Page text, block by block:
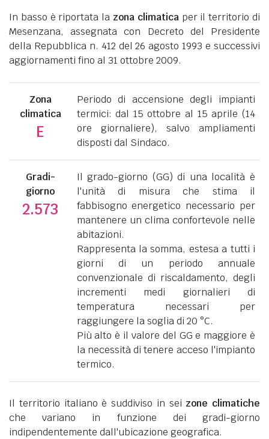
In basso è riportata la zona climaticaper il territorio di
Mesenzana, assegnata con Decreto del Presidente
della Repubblica n. 412 del 26 agosto 1993 e successivi
aggiornamenti fino al 31 ottobre 2009.
Zona
climatica
E
Periodo di accensione degli impianti
termici: dal 15 ottobre al 15 aprile (14
ore giornaliere), salvo ampliamenti
disposti dal Sindaco.
Gradi-
giorno
2.573
Il grado-giorno (GG) di una località è
l'unità di misura che stima il
fabbisogno energetico necessario per
mantenere un clima confortevole nelle
abitazioni.
Rappresenta la somma, estesa a tutti i
giorni di un periodo annuale
convenzionale di riscaldamento, degli
incrementi medi giornalieri di
temperatura necessari per
raggiungere la soglia di 20 °C.
Più alto è il valore del GG e maggiore è
la necessità di tenere acceso l'impianto
termico.
Il territorio italiano è suddiviso in sei zone climatiche
che variano in funzione dei gradi-giorno
indipendentemente dall'ubicazione geografica.